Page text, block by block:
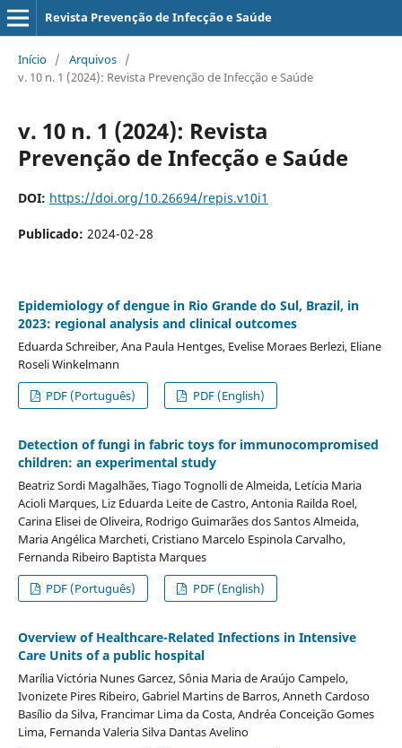
Revista Prevenção de Infecção e Saúde
Início / Arquivos /
v. 10 n. 1 (2024): Revista Prevenção de Infecção e Saúde
v. 10 n. 1 (2024): Revista
Prevenção de Infecção e Saúde
DOI: https://doi.org/10.26694/repis.v10i1
Publicado: 2024-02-28
Epidemiology of dengue in Rio Grande do Sul, Brazil, in
2023: regional analysis and clinical outcomes
Eduarda Schreiber, Ana Paula Hentges, Evelise Moraes Berlezi, Eliane
Roseli Winkelmann
PDF (Português)
PDF (English)
Detection of fungi in fabric toys for immunocompromised
children: an experimental study
Beatriz Sordi Magalhães, Tiago Tognolli de Almeida, Letícia Maria
Acioli Marques, Liz Eduarda Leite de Castro, Antonia Railda Roel,
Carina Elisei de Oliveira, Rodrigo Guimarães dos Santos Almeida,
Maria Angélica Marcheti, Cristiano Marcelo Espinola Carvalho,
Fernanda Ribeiro Baptista Marques
PDF (Português)
PDF (English)
Overview of Healthcare-Related Infections in Intensive
Care Units of a public hospital
Marília Victória Nunes Garcez, Sônia Maria de Araújo Campelo,
Ivonizete Pires Ribeiro, Gabriel Martins de Barros, Anneth Cardoso
Basílio da Silva, Francimar Lima da Costa, Andréa Conceição Gomes
Lima, Fernanda Valeria Silva Dantas Avelino